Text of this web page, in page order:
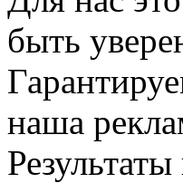
быть
наша